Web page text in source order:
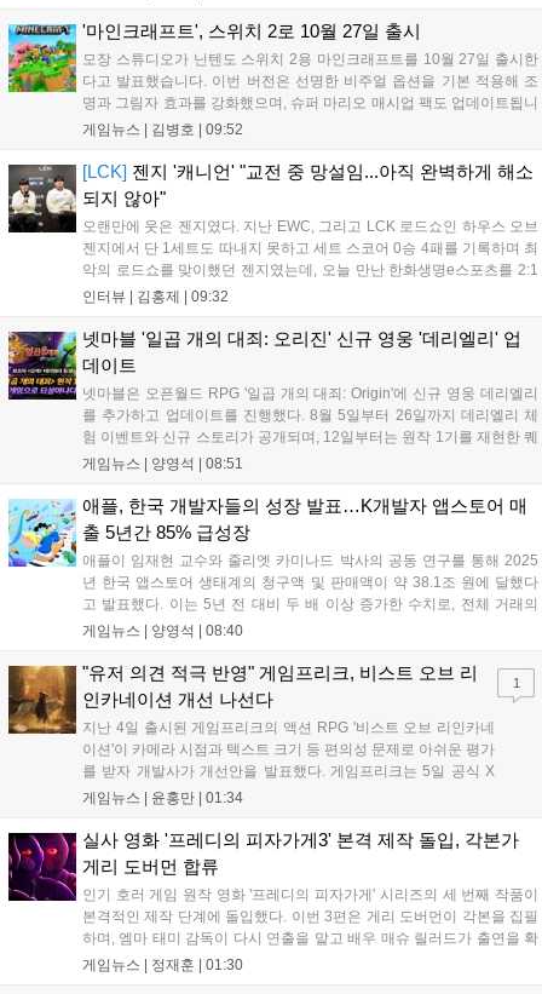
'마인크래프트', 스위치 2로 10월 27일 출시
모장 스튜디오가 닌텐도 스위치 2용 마인크래프트를 10월 27일 출시한
다고 발표했습니다. 이번 버전은 선명한 비주얼 옵션을 기본 적용해 조
명과 그림자 효과를 강화했으며, 슈퍼 마리오 매시업 팩도 업데이트됩니
다. 기존 월드 이관이 가능하며 디지털 업그레이드 경로도 제공될 예정
그래픽 옵션이 제한될 수 있습니다....
게임뉴스 | 김병호 09:52
[LCK] 젠지 '캐니언' "교전 중 망설임...아직 완벽하게 해소
되지 않아"
오랜만에 웃은 젠지였다. 지난 EWC, 그리고 LCK 로드쇼인 하우스 오브
젠지에서 단 1세트도 따내지 못하고 세트 스코어 0승 4패를 기록하며 최
악의 로드쇼를 맞이했던 젠지였는데, 오늘 만난 한화생명e스포츠를 2:1
로 잡고 오랜만에 승리의 달콤함을 맛봤다. 연패 탈출 소감에 대해 유상
위...
인터뷰 | 김홍제 09:32
넷마블 '일곱 개의 대죄: 오리진' 신규 영웅 '데리엘리' 업
데이트
넷마블은 오픈월드 RPG '일곱 개의 대죄: Origin'에 신규 영웅 데리엘리
를 추가하고 업데이트를 진행했다. 8월 5일부터 26일까지 데리엘리 체
험 이벤트와 신규 스토리가 공개되며, 12일부터는 원작 1기를 재현한 퀘
스트와 15인 협동 토벌전 '사막을 베어무는 혼돈'이 열린다. 또한 12일부
예정이다. 이번 업데이트로 원작의 재미를 더한 전략적 전투와 풍성한
콘텐츠를 즐길 수 있게 되었다....
게임뉴스 | 양영석 08:51
애플, 한국 개발자들의 성장 발표…K개발자 앱스토어 매
출 5년간 85% 급성장
애플이 임재현 교수와 줄리엣 카미나드 박사의 공동 연구를 통해 2025
년 한국 앱스토어 생태계의 청구액 및 판매액이 약 38.1조 원에 달했다
고 발표했다. 이는 5년 전 대비 두 배 이상 증가한 수치로, 전체 거래의
90% 이상은 수수료가 발생하지 않는 구조다. 특히 소규모 개발자의 매
장에서도 큰 성과를 거두고 있다. 애플은 앞으로도 개발자 커뮤니티의
성장을 지속적으로 지원하겠다고 밝혔다....
게임뉴스 | 양영석 08:40
"유저 의견 적극 반영" 게임프리크, 비스트 오브 리
인카네이션 개선 나선다
지난 4일 출시된 게임프리크의 액션 RPG '비스트 오브 리인카네
이션'이 카메라 시점과 텍스트 크기 등 편의성 문제로 아쉬운 평가
를 받자 개발사가 개선안을 발표했다. 게임프리크는 5일 공식 X
를 통해 1주일 이내에 카메라 조정, 텍스트 확대, 스토리 템포 개
유저 피드백을 적극 수용해 지속적인 업데이트를 약속한 이번 조
치가 게임의 평가를 반전시킬 수 있을지 주목된다....
게임뉴스 | 윤홍만 01:34
1
실사 영화 '프레디의 피자가게3' 본격 제작 돌입, 각본가
게리 도버먼 합류
인기 호러 게임 원작 영화 '프레디의 피자가게' 시리즈의 세 번째 작품이
본격적인 제작 단계에 돌입했다. 이번 3편은 게리 도버먼이 각본을 집필
하며, 엠마 태미 감독이 다시 연출을 맡고 배우 매슈 릴러드가 출연을 확
정했다. 제작은 블룸하우스와 유니버설 픽처스가 담당한다. 다만 조시
게임뉴스 | 정재훈 01:30